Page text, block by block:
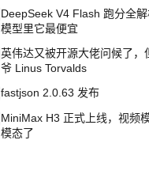
DeepSeek V4 Flash 跑分全
模型里它最便宜
英伟达又被开源大佬问候了，
爷 Linus Torvalds
fastjson 2.0.63 发布
MiniMax H3 正式上线，视频
模态了